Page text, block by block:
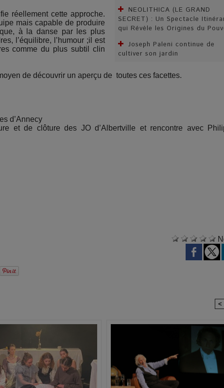
NEOLITHICA (LE GRAND
SECRET) : Un Spectacle
qui Révèle les Origines du
Joseph Paleni continue de
cultiver son jardin
réellement cette approche.
mais capable de produire
à la danse par les plus
l’équilibre, l’humour ;il est
comme du plus subtil clin
de découvrir un aperçu de toutes ces facettes.
d’Annecy
et de clôture des JO d’Albertville et rencontre avec
<